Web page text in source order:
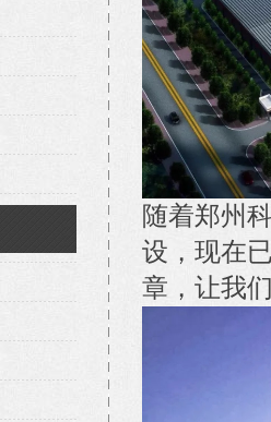
随着郑州
设，现在
章，让我